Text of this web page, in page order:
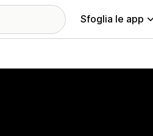
Sfoglia le app